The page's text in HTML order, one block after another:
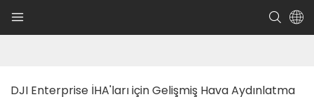
DJI Enterprise İHA'ları için Gelişmiş Hava Aydınlatma